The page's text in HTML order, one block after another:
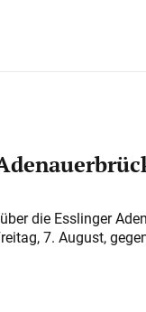
die Esslinger
7. August,